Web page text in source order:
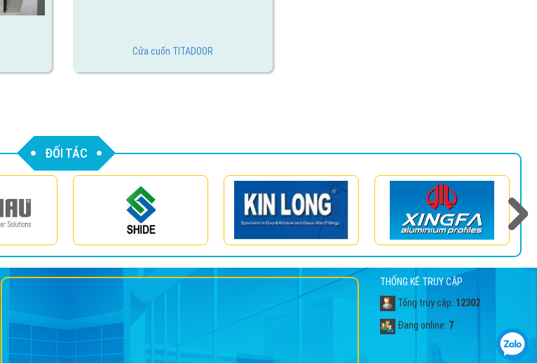
Cửa cuốn TITADOOR
ĐỐI TÁC
THỐNG KÊ TRUY CẬP
Tổng truy cập: 12302
Đang online: 7